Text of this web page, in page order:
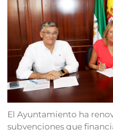
El Ayuntamiento ha
subvenciones que